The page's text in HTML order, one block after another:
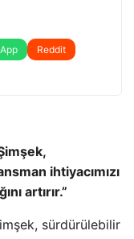
Reddit
ihtiyacımızı
artırır.”
sürdürülebilir